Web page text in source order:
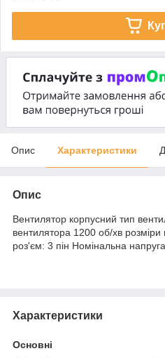
Опис Характеристики
Опис
Вентилятор корпусний тип
вентилятора 1200 об/хв
роз'єм: 3 пін Номінальна
Характеристики
Основні